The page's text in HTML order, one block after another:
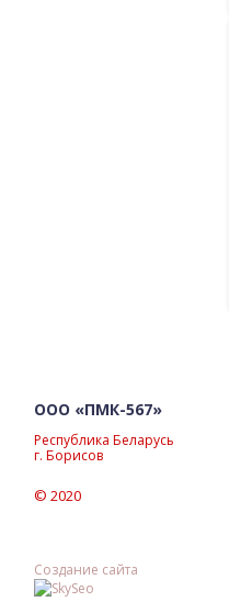
ООО «ПМК-567»
Республика Беларусь
г. Борисов
© 2020
Создание сайта